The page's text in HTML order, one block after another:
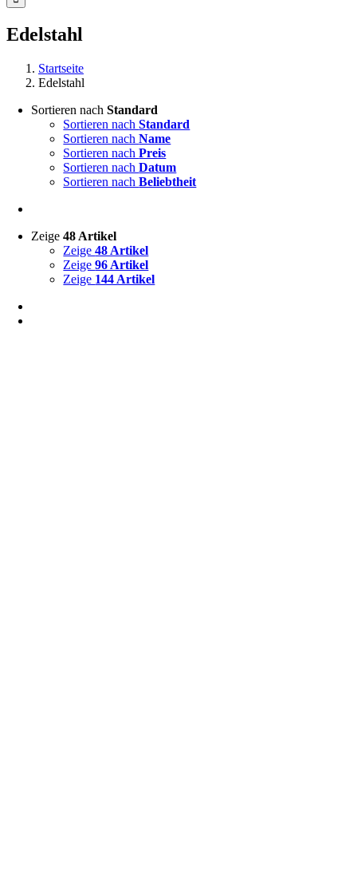
Edelstahl
Startseite
Edelstahl
Sortieren nachStandard
Sortieren nachStandard
Sortieren nachName
Sortieren nachPreis
Sortieren nachDatum
Sortieren nachBeliebtheit
Zeige48 Artikel
Zeige48 Artikel
Zeige96 Artikel
Zeige 144 Artikel